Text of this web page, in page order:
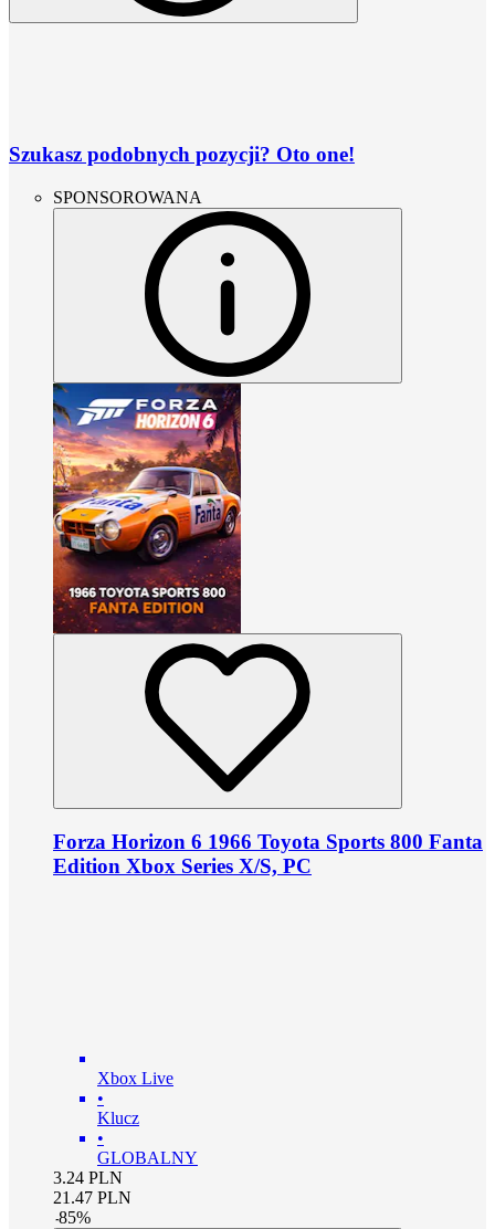
Szukasz podobnych pozycji? Oto one!
SPONSOROWANA
Forza Horizon 6 1966 Toyota Sports 800 Fanta
Edition Xbox Series X/S, PC
Xbox Live
•
Klucz
•
GLOBALNY
3.24 PLN
21.47 PLN
-85%